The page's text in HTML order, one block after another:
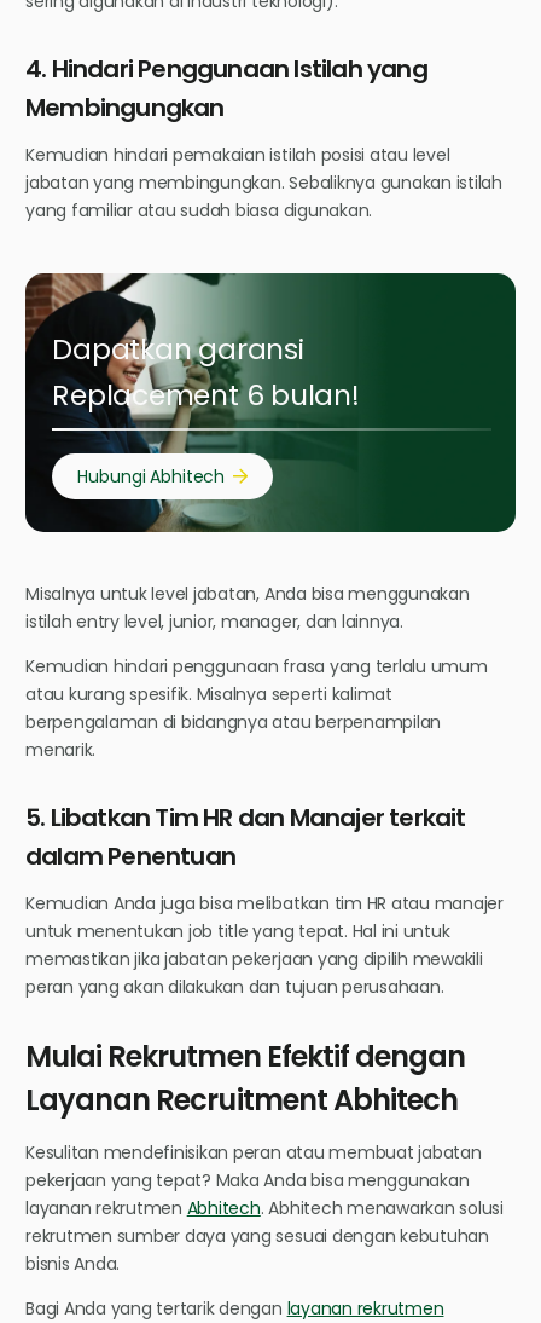
4. Hindari Penggunaan Istilah yang
Membingungkan
Kemudian hindari pemakaian istilah posisi atau level
jabatan yang membingungkan. Sebaliknya gunakan istilah
yang familiar atau sudah biasa digunakan.
Dapatkan garansi
Replacement 6 bulan!
Hubungi Abhitech
Misalnya untuk level jabatan, Anda bisa menggunakan
istilah entry level, junior, manager, dan lainnya.
Kemudian hindari penggunaan frasa yang terlalu umum
atau kurang spesifik. Misalnya seperti kalimat
berpengalaman di bidangnya atau berpenampilan
menarik.
5. Libatkan Tim HR dan Manajer terkait
dalam Penentuan
Kemudian Anda juga bisa melibatkan tim HR atau manajer
untuk menentukan job title yang tepat. Hal ini untuk
memastikan jika jabatan pekerjaan yang dipilih mewakili
peran yang akan dilakukan dan tujuan perusahaan.
Mulai Rekrutmen Efektif dengan
Layanan Recruitment Abhitech
Kesulitan mendefinisikan peran atau membuat jabatan
pekerjaan yang tepat? Maka Anda bisa menggunakan
layanan rekrutmen Abhitech. Abhitech menawarkan solusi
rekrutmen sumber daya yang sesuai dengan kebutuhan
bisnis Anda.
Bagi Anda yang tertarik dengan layanan rekrutmen